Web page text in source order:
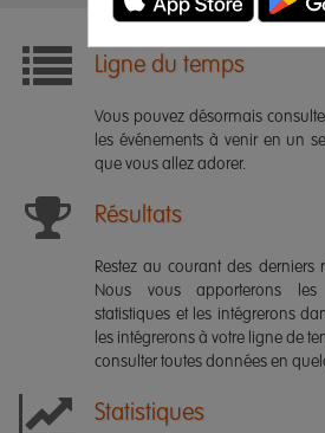
Ligne du temps
Vous pouvez désormais
les événements à venir en un
que vous allez adorer.
Résultats
Restez au courant des derniers
Nous vous apporterons
statistiques et les intégrerons
les intégrerons à votre ligne de
consulter toutes données en
Statistiques